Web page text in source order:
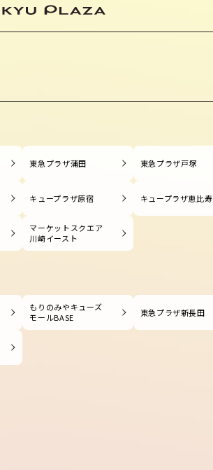
東急プラザ蒲田 東急プラザ戸塚
キュープラザ原宿 キュープラザ恵比寿
マーケットスクエア
川崎イースト
もりのみやキューズ
モールBASE
東急プラザ新長田